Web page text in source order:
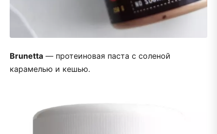
Brunetta — протеиновая паста с соленой
карамелью и кешью.